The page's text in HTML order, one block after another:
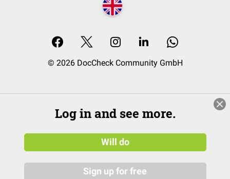
© 2026 DocCheck Community GmbH
Log in and see more.
Will do
Sign up for free